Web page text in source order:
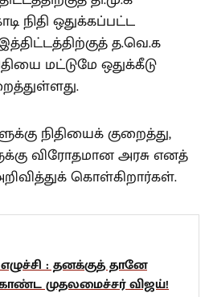
நிதி ஒதுக்கப்பட்ட
த.வெ.க
மட்டுமே ஒதுக்கீடு
நிதியைக் குறைத்து,
விரோதமான அரசு எனத்
கொள்கிறார்கள்.
: தனக்குத் தானே
முதலமைச்சர் விஜய்!